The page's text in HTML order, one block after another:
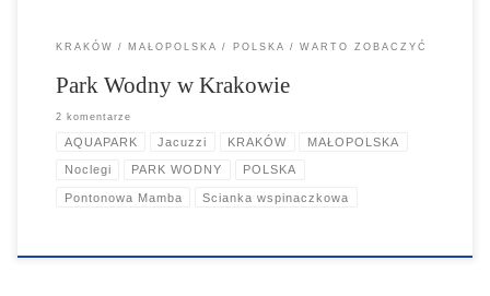
KRAKÓW MAŁOPOLSKA POLSKA WARTO ZOBACZYĆ
Park Wodny w Krakowie
2 komentarze
AQUAPARK Jacuzzi KRAKÓW MAŁOPOLSKA
Noclegi PARK WODNY POLSKA
Pontonowa Mamba Scianka wspinaczkowa